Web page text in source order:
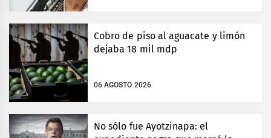
Cobro de piso al aguacate y limón
dejaba 18 mil mdp
06 AGOSTO 2026
No sólo fue Ayotzinapa: el